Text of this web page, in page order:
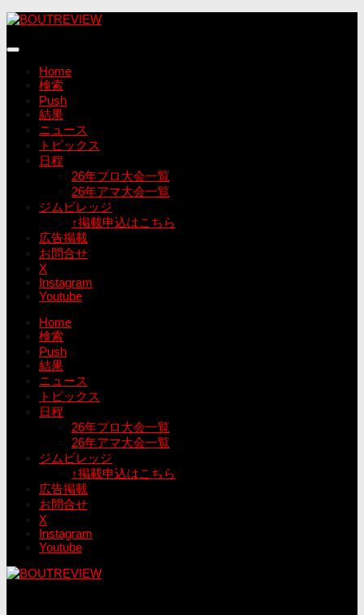
コ
テ
Home
検索
Push
結果
ニュース
トピックス
日程
26年プロ大会一覧
26年アマ大会一覧
ジムビレッジ
↑掲載申込はこちら
広告掲載
お問合せ
X
Instagram
Youtube
Home
検索
Push
結果
ニュース
トピックス
日程
26年プロ大会一覧
26年アマ大会一覧
ジムビレッジ
↑掲載申込はこちら
広告掲載
お問合せ
X
Instagram
Youtube